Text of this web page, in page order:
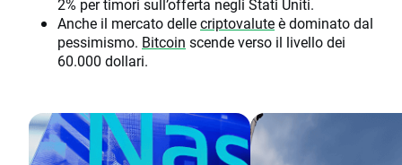
Anche il mercato dellecriptovaluteè dominato dal
pessimismo. Bitcoin scende verso il livello dei
60.000 dollari.